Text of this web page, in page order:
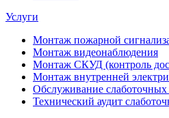
Услуги
Монтаж пожарной
Монтаж видеонаблюдения
Монтаж СКУД (контроль
Монтаж внутренней
Обслуживание слаботочных
Технический аудит